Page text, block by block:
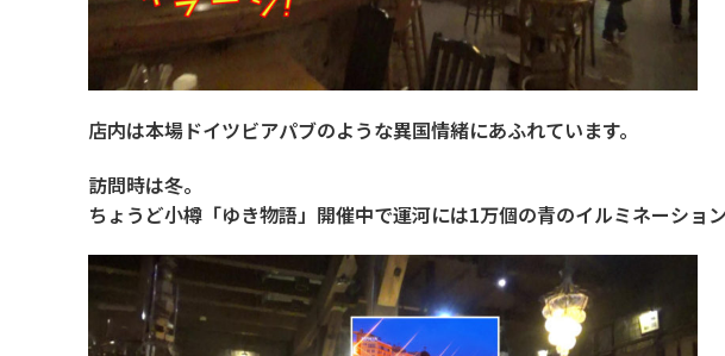
店内は本場ドイツビアパブのような異国情緒にあふれています。
訪問時は冬。
ちょうど小樽「ゆき物語」開催中で運河には1万個の青のイルミネーション